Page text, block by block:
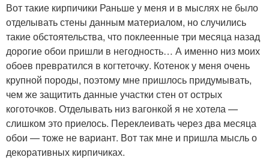
Вот такие кирпичики Раньше у меня и в мыслях не было
отделывать стены данным материалом, но случились
такие обстоятельства, что поклеенные три месяца назад
дорогие обои пришли в негодность… А именно низ моих
обоев превратился в когтеточку. Котенок у меня очень
крупной породы, поэтому мне пришлось придумывать,
чем же защитить данные участки стен от острых
коготочков. Отделывать низ вагонкой я не хотела —
слишком это приелось. Переклеивать через два месяца
обои — тоже не вариант. Вот так мне и пришла мысль о
декоративных кирпичиках.